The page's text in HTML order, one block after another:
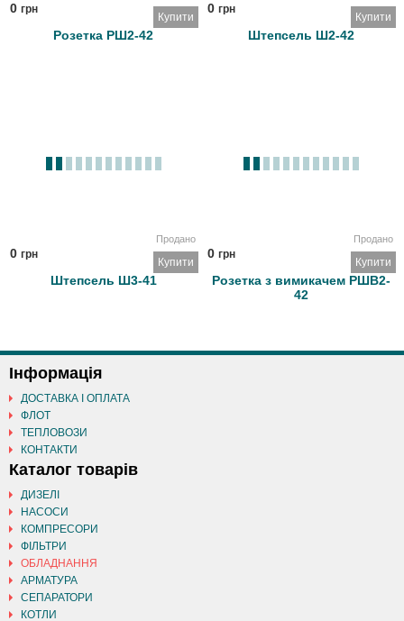
0 грн
Купити
Розетка РШ2-42
0 грн
Купити
Штепсель Ш2-42
Продано
0 грн
Купити
Штепсель Ш3-41
Продано
0 грн
Купити
Розетка з вимикачем РШВ2-
42
Інформація
ДОСТАВКА І ОПЛАТА
ФЛОТ
ТЕПЛОВОЗИ
КОНТАКТИ
Каталог товарів
ДИЗЕЛІ
НАСОСИ
КОМПРЕСОРИ
ФІЛЬТРИ
ОБЛАДНАННЯ
АРМАТУРА
СЕПАРАТОРИ
КОТЛИ